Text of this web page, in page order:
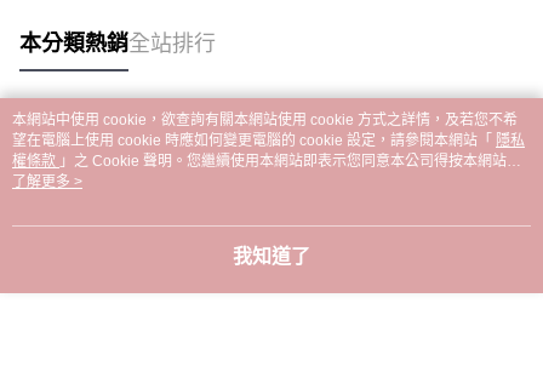
本分類熱銷全站排行
熱門標籤
本網站中使用 cookie，欲查詢有關本網站使用 cookie 方式之詳情，及若您不希
望在電腦上使用 cookie 時應如何變更電腦的 cookie 設定，請參閱本網站「 隱私
權條款 」之 Cookie 聲明。您繼續使用本網站即表示您同意本公司得按本網站使
用條款之 Cookie 聲明使用 cookie。
了解更多 >
我知道了